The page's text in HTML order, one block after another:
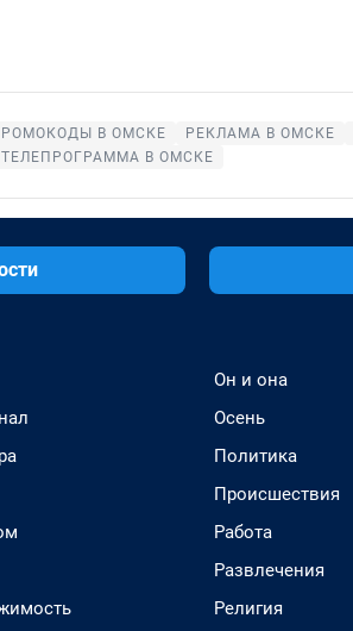
В ОМСКЕ РЕКЛАМА В ОМСКЕ
ТЕЛЕПРОГРАММА В ОМСКЕ
Он и она
Осень
Политика
Происшествия
Работа
Развлечения
Религия